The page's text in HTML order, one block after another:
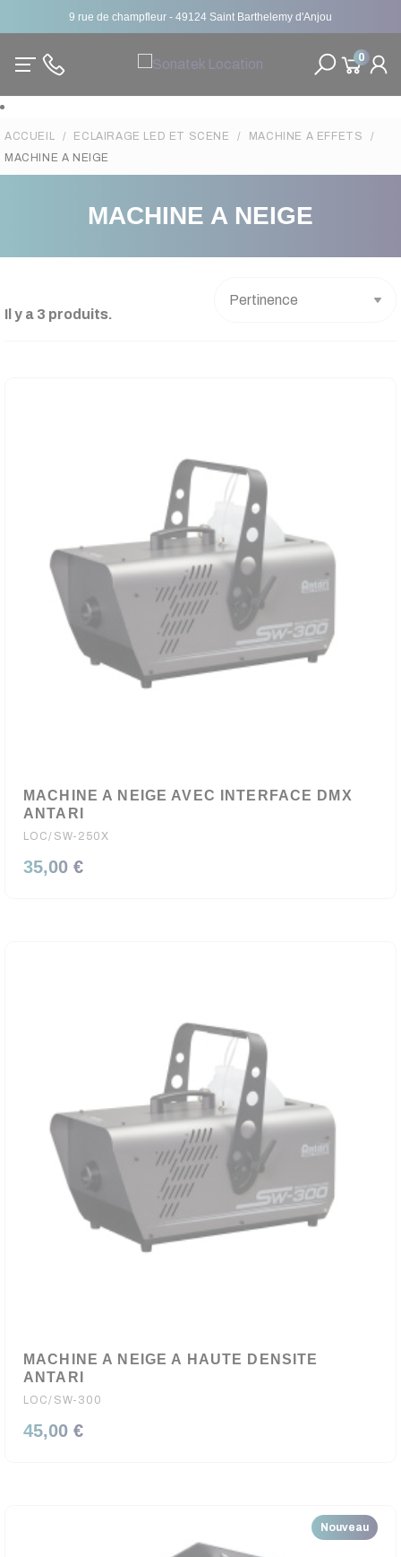
9 rue de champfleur - 49124 Saint Barthelemy d'Anjou
0
ACCUEIL ECLAIRAGE LED ET SCENE
MACHINE A EFFETS
MACHINE A NEIGE
MACHINE A NEIGE
Il y a 3 produits.
MACHINE A NEIGE AVEC INTERFACE DMX
ANTARI
LOC/SW-250X
35,00 €
MACHINE A NEIGE A HAUTE DENSITE
ANTARI
LOC/SW-300
45,00 €
Nouveau